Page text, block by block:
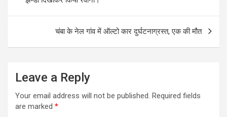
चंबा के नेल गांव में ऑल्टो कार दुर्घटनाग्रस्त, एक की मौत
Leave a Reply
Your email address will not be published. Required fields
are marked *